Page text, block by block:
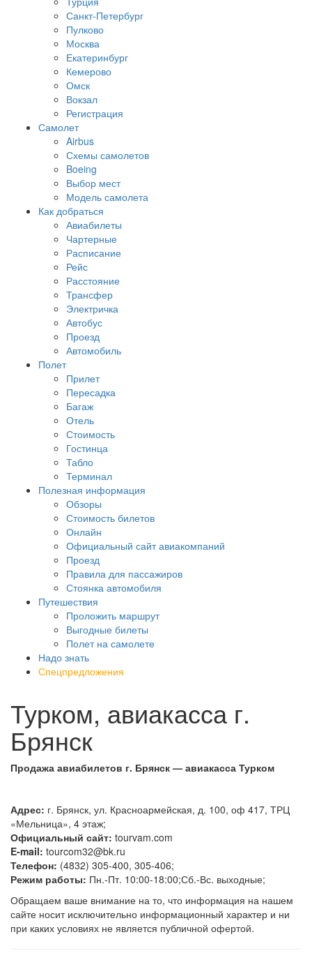
Санкт-Петербург
Пулково
Москва
Екатеринбург
Кемерово
Омск
Вокзал
Регистрация
Самолет
Airbus
Схемы самолетов
Boeing
Выбор мест
Модель самолета
Как добраться
Авиабилеты
Чартерные
Расписание
Рейс
Расстояние
Трансфер
Электричка
Автобус
Проезд
Автомобиль
Полет
Прилет
Пересадка
Багаж
Отель
Стоимость
Гостинца
Табло
Терминал
Полезная информация
Обзоры
Стоимость билетов
Онлайн
Официальный сайт авиакомпаний
Проезд
Правила для пассажиров
Стоянка автомобиля
Путешествия
Проложить маршрут
Выгодные билеты
Полет на самолете
Надо знать
Спецпредложения
Турком, авиакасса г.
Брянск
Продажа авиабилетов г. Брянск — авиакасса Турком
Адрес: г. Брянск, ул. Красноармейская, д. 100, оф 417, ТРЦ
«Мельница», 4 этаж;
Официальный сайт: tourvam.com
E-mail: tourcom32@bk.ru
Телефон: (4832) 305-400, 305-406;
Режим работы: Пн.-Пт. 10:00-18:00;Сб.-Вс. выходные;
Обращаем ваше внимание на то, что информация на нашем
сайте носит исключительно информационный характер и ни
при каких условиях не является публичной офертой.